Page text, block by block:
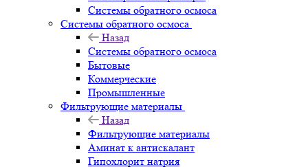
Системы обратного осмоса
Системы обратного осмоса
Назад
Системы обратного осмоса
Бытовые
Коммерческие
Промышленные
Фильтрующие материалы
Назад
Фильтрующие материалы
Аминат к антискалант
Гипохлорит натрия